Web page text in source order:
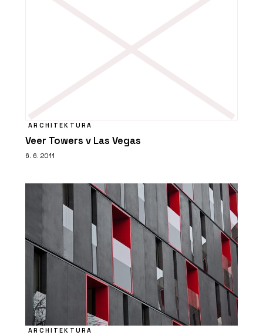
ARCHITEKTURA
Veer Towers v Las Vegas
6. 6. 2011
ARCHITEKTURA